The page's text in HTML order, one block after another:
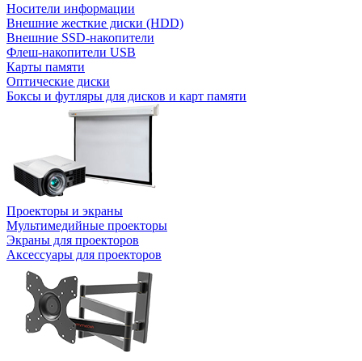
Носители информации
Внешние жесткие диски (HDD)
Внешние SSD-накопители
Флеш-накопители USB
Карты памяти
Оптические диски
Боксы и футляры для дисков и карт памяти
Проекторы и экраны
Мультимедийные проекторы
Экраны для проекторов
Аксессуары для проекторов